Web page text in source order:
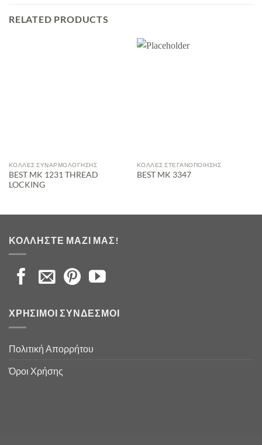
RELATED PRODUCTS
ΚΌΛΛΕΣ ΣΥΝΑΡΜΟΛΌΓΗΣΗΣ
BEST MK 1231 THREAD
LOCKING
ΚΌΛΛΕΣ ΣΤΕΓΑΝΟΠΟΊΗΣΗΣ
BEST MK 3347
ΚΟΛΛΉΣΤΕ ΜΑΖΊ ΜΑΣ!
ΧΡΉΣΙΜΟΙ ΣΎΝΔΕΣΜΟΙ
Πολιτική Απορρήτου
Όροι Χρήσης